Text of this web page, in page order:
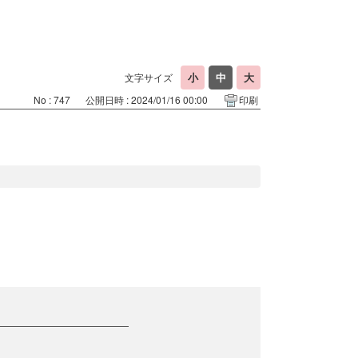
文字サイズ
No : 747 公開日時 : 2024/01/16 00:00 印刷